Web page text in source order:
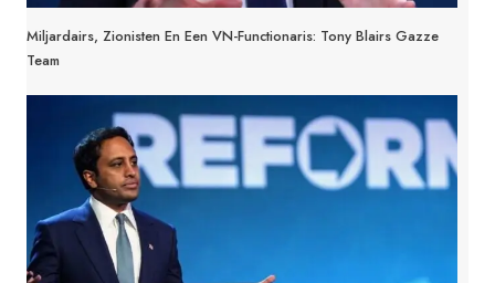
Miljardairs, Zionisten En Een VN-Functionaris: Tony Blairs Gazze
Team